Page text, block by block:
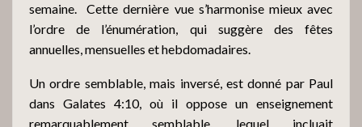
semaine. Cette dernière vue s’harmonise mieux avec
l’ordre de l’énumération, qui suggère des fêtes
annuelles, mensuelles et hebdomadaires.
Un ordre semblable, mais inversé, est donné par Paul
dans Galates 4:10, où il oppose un enseignement
remarquablement semblable, lequel incluait